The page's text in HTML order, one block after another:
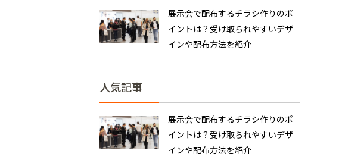
展示会で配布するチラシ作りのポ
イントは？受け取られやすいデザ
インや配布方法を紹介
人気記事
展示会で配布するチラシ作りのポ
イントは？受け取られやすいデザ
インや配布方法を紹介